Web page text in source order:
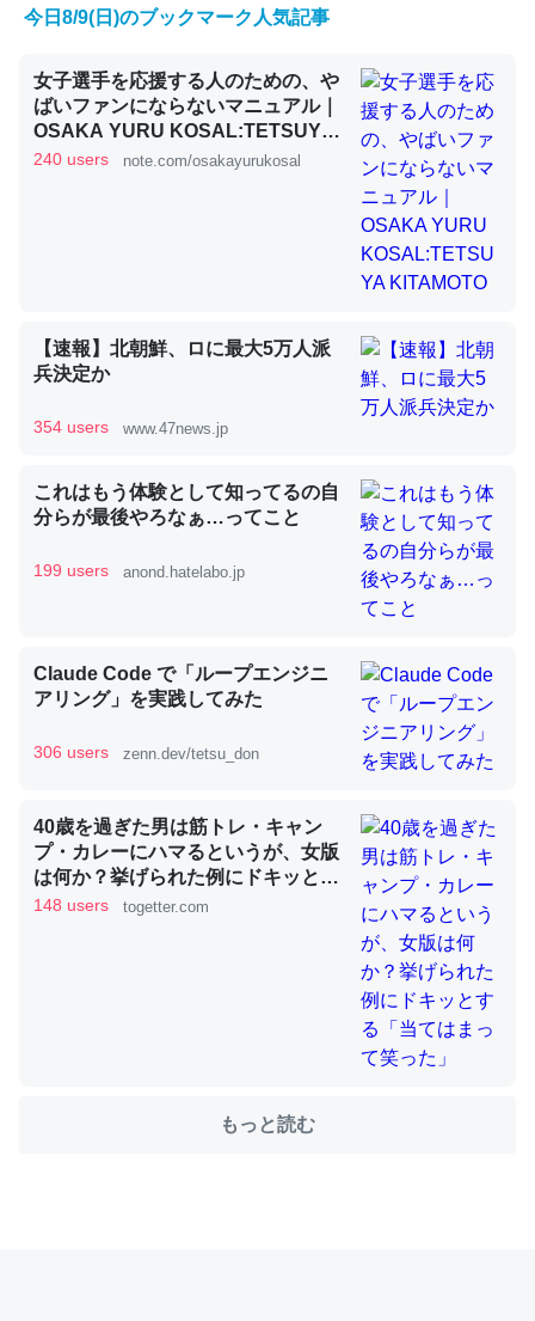
くらい。小説でいう「ずっと前の伏線」は回収されないけ
ど、短期記憶というには多い分量。進化すればするほど分
かりやすく強くなりそう
昆虫ってカルシウム少ないのか。知らんかった。調べたら
コオロギのカルシウム分はエビの600分の1程度。
─ニュース :: 【研究発表】昆虫学の大問題＝「昆虫はなぜ海にいな
いのか」に関する新仮説
論文では「淡水はカルシウムも酸素も不足してて両方に不
利だから両方が拮抗してるのでは」とあって面白い。海に
ずキチンを強化してる筈だが、酵素が違うのか？
─ニュース :: 【研究発表】昆虫学の大問題＝「昆虫はなぜ海にいな
いのか」に関する新仮説
これを元に考えるとカルシウムを大量に使う脊椎動物と貝
類は苦労してるんだな…。腹足類だと殻を無くしてナメク
─ニュース :: 【研究発表】昆虫学の大問題＝「昆虫はなぜ海にいな
ウチもEchoを実家に置いて４年。でたまに覗いてる。ぼ
今日8/9(日)のブックマーク人気記事
女子選手を応援する人のための、や
ばいファンにならないマニュアル｜
OSAKA YURU KOSAL:TETSUYA
KITAMOTO
240 users note.com/osakayurukosal
【速報】北朝鮮、ロに最大5万人派
兵決定か
354 users www.47news.jp
これはもう体験として知ってるの自
分らが最後やろなぁ…ってこと
199 users anond.hatelabo.jp
Claude Code で「ループエンジニ
アリング」を実践してみた
306 users zenn.dev/tetsu_don
40歳を過ぎた男は筋トレ・キャン
プ・カレーにハマるというが、女版
は何か？挙げられた例にドキッとす
る「当てはまって笑った」
148 users togetter.com
もっと読む